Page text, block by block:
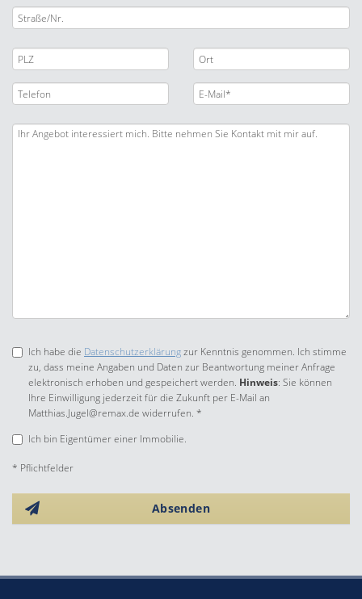
Ich habe die Datenschutzerklärungzur Kenntnis genommen. Ich stimme
zu, dass meine Angaben und Daten zur Beantwortung meiner Anfrage
elektronisch erhoben und gespeichert werden. Hinweis: Sie können
Ihre Einwilligung jederzeit für die Zukunft per E-Mail an
Matthias.Jugel@remax.de widerrufen. *
Ich bin Eigentümer einer Immobilie.
* Pflichtfelder
Absenden